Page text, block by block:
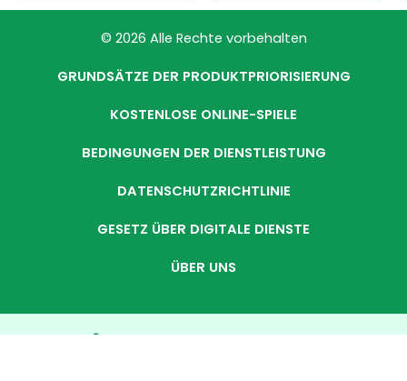
© 2026 Alle Rechte vorbehalten
GRUNDSÄTZE DER PRODUKTPRIORISIERUNG
KOSTENLOSE ONLINE-SPIELE
BEDINGUNGEN DER DIENSTLEISTUNG
DATENSCHUTZRICHTLINIE
GESETZ ÜBER DIGITALE DIENSTE
ÜBER UNS